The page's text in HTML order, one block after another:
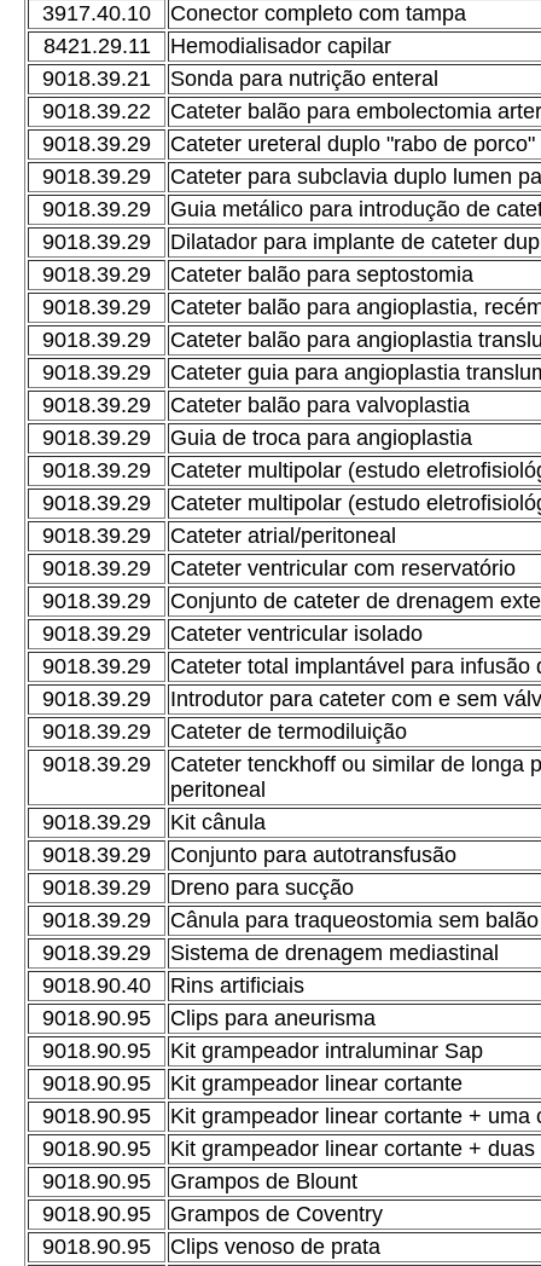
3917.40.10
Conector completo com tampa
8421.29.11
Hemodialisador capilar
9018.39.21
Sonda para nutrição enteral
9018.39.22
Cateter balão para embolectomia
9018.39.29
Cateter ureteral duplo "rabo de porco"
9018.39.29
Cateter para subclavia duplo lumen
9018.39.29
Guia metálico para introdução de
9018.39.29
Dilatador para implante de cateter
9018.39.29
Cateter balão para septostomia
9018.39.29
Cateter balão para angioplastia,
9018.39.29
Cateter balão para angioplastia
9018.39.29
Cateter guia para angioplastia
9018.39.29
Cateter balão para valvoplastia
9018.39.29
Guia de troca para angioplastia
9018.39.29
Cateter multipolar (estudo
9018.39.29
Cateter multipolar (estudo
9018.39.29
Cateter atrial/peritoneal
9018.39.29
Cateter ventricular com reservatório
9018.39.29
Conjunto de cateter de drenagem
9018.39.29
Cateter ventricular isolado
9018.39.29
Cateter total implantável para infusão
9018.39.29
Introdutor para cateter com e sem
9018.39.29
Cateter de termodiluição
9018.39.29
Cateter tenckhoff ou similar de longa
peritoneal
9018.39.29
Kit cânula
9018.39.29
Conjunto para autotransfusão
9018.39.29
Dreno para sucção
9018.39.29
Cânula para traqueostomia sem balão
9018.39.29
Sistema de drenagem mediastinal
9018.90.40
Rins artificiais
9018.90.95
Clips para aneurisma
9018.90.95
Kit grampeador intraluminar Sap
9018.90.95
Kit grampeador linear cortante
9018.90.95
Kit grampeador linear cortante + uma
9018.90.95
Kit grampeador linear cortante + duas
9018.90.95
Grampos de Blount
9018.90.95
Grampos de Coventry
9018.90.95
Clips venoso de prata